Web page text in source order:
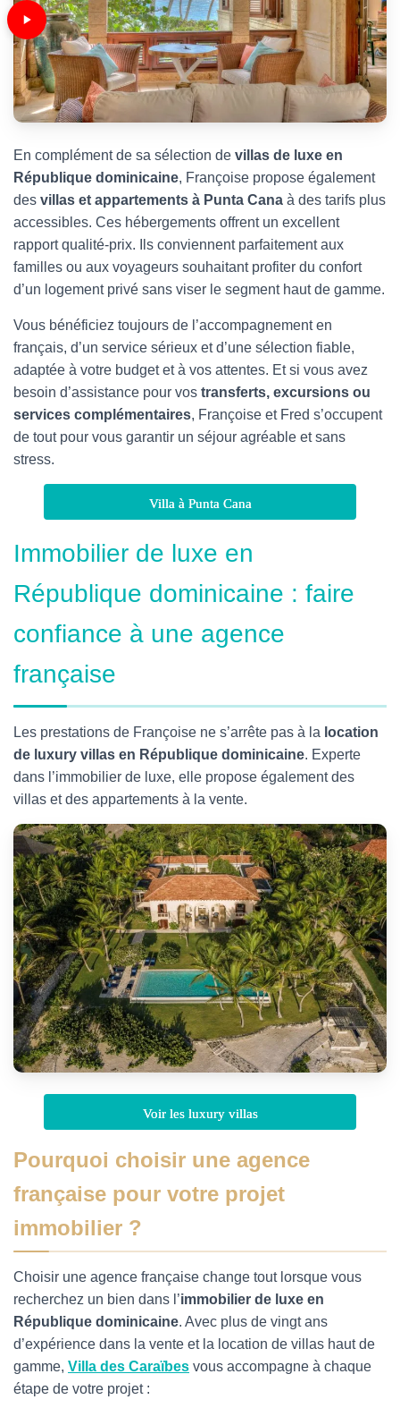
En complément de sa sélection de villas de luxe en
République dominicaine, Françoise propose également
des villas et appartements à Punta Cana à des tarifs plus
accessibles. Ces hébergements offrent un excellent
rapport qualité-prix. Ils conviennent parfaitement aux
familles ou aux voyageurs souhaitant profiter du confort
d’un logement privé sans viser le segment haut de gamme.
Vous bénéficiez toujours de l’accompagnement en
français, d’un service sérieux et d’une sélection fiable,
adaptée à votre budget et à vos attentes. Et si vous avez
besoin d’assistance pour vos transferts, excursions ou
services complémentaires, Françoise et Fred s’occupent
de tout pour vous garantir un séjour agréable et sans
stress.
Villa à Punta Cana
Immobilier de luxe en
République dominicaine : faire
confiance à une agence
française
Les prestations de Françoise ne s’arrête pas à la location
de luxury villas en République dominicaine. Experte
dans l’immobilier de luxe, elle propose également des
villas et des appartements à la vente.
Voir les luxury villas
Pourquoi choisir une agence
française pour votre projet
immobilier ?
Choisir une agence française change tout lorsque vous
recherchez un bien dans l’immobilier de luxe en
République dominicaine. Avec plus de vingt ans
d’expérience dans la vente et la location de villas haut de
gamme, Villa des Caraïbes vous accompagne à chaque
étape de votre projet :